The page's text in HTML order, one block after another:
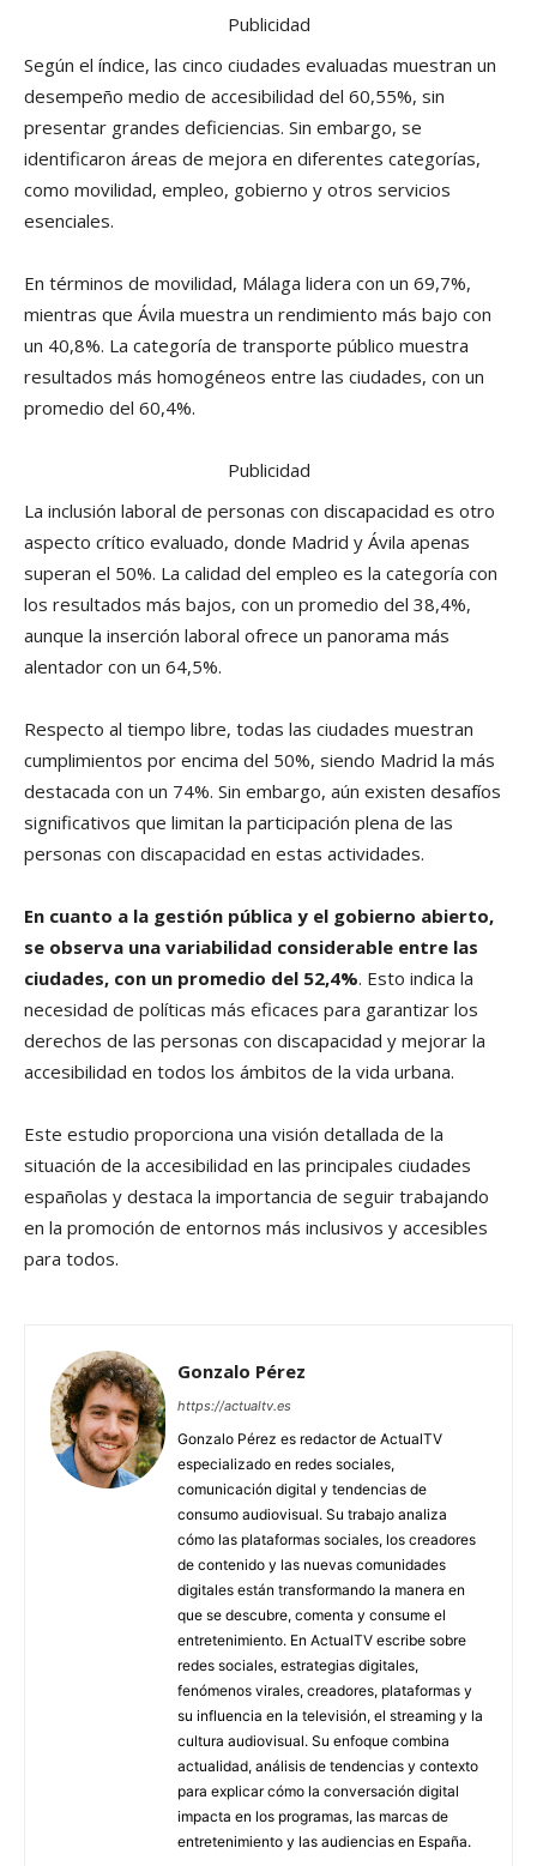
Publicidad
Según el índice, las cinco ciudades evaluadas muestran un
desempeño medio de accesibilidad del 60,55%, sin
presentar grandes deficiencias. Sin embargo, se
identificaron áreas de mejora en diferentes categorías,
como movilidad, empleo, gobierno y otros servicios
esenciales.
En términos de movilidad, Málaga lidera con un 69,7%,
mientras que Ávila muestra un rendimiento más bajo con
un 40,8%. La categoría de transporte público muestra
resultados más homogéneos entre las ciudades, con un
promedio del 60,4%.
Publicidad
La inclusión laboral de personas con discapacidad es otro
aspecto crítico evaluado, donde Madrid y Ávila apenas
superan el 50%. La calidad del empleo es la categoría con
los resultados más bajos, con un promedio del 38,4%,
aunque la inserción laboral ofrece un panorama más
alentador con un 64,5%.
Respecto al tiempo libre, todas las ciudades muestran
cumplimientos por encima del 50%, siendo Madrid la más
destacada con un 74%. Sin embargo, aún existen desafíos
significativos que limitan la participación plena de las
personas con discapacidad en estas actividades.
En cuanto a la gestión pública y el gobierno abierto,
se observa una variabilidad considerable entre las
ciudades, con un promedio del 52,4%. Esto indica la
necesidad de políticas más eficaces para garantizar los
derechos de las personas con discapacidad y mejorar la
accesibilidad en todos los ámbitos de la vida urbana.
Este estudio proporciona una visión detallada de la
situación de la accesibilidad en las principales ciudades
españolas y destaca la importancia de seguir trabajando
en la promoción de entornos más inclusivos y accesibles
para todos.
Gonzalo Pérez
https://actualtv.es
Gonzalo Pérez es redactor de ActualTV
especializado en redes sociales,
comunicación digital y tendencias de
consumo audiovisual. Su trabajo analiza
cómo las plataformas sociales, los creadores
de contenido y las nuevas comunidades
digitales están transformando la manera en
que se descubre, comenta y consume el
entretenimiento. En ActualTV escribe sobre
redes sociales, estrategias digitales,
fenómenos virales, creadores, plataformas y
su influencia en la televisión, el streaming y la
cultura audiovisual. Su enfoque combina
actualidad, análisis de tendencias y contexto
para explicar cómo la conversación digital
impacta en los programas, las marcas de
entretenimiento y las audiencias en España.